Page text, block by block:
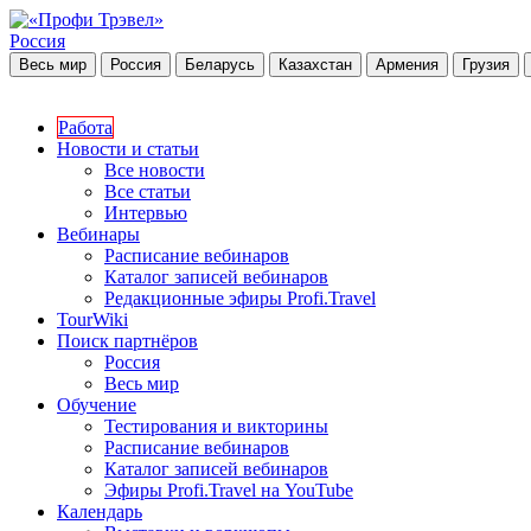
Россия
Весь мир Россия Беларусь Казахстан Армения Грузия
Работа
Новости и статьи
Все новости
Все статьи
Интервью
Вебинары
Расписание вебинаров
Каталог записей вебинаров
Редакционные эфиры Profi.Travel
TourWiki
Поиск партнёров
Россия
Весь мир
Обучение
Тестирования и викторины
Расписание вебинаров
Каталог записей вебинаров
Эфиры Profi.Travel на YouTube
Календарь